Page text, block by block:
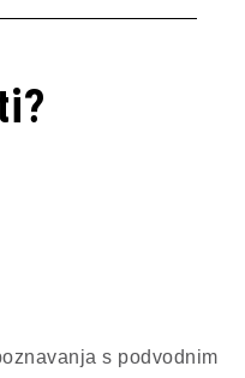
s podvodnim